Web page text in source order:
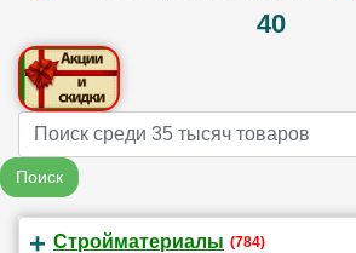
40
Name
Поиск
Стройматериалы (784)